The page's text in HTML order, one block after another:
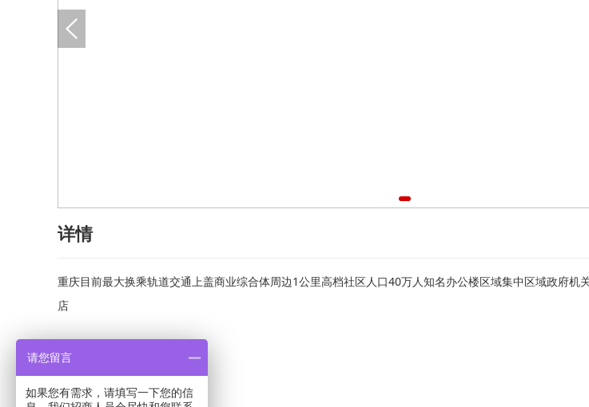
详情
重庆目前最大换乘轨道交通上盖商业综合体周边1公里高档社区人口40万人知名办公楼区域集中区域政府机
店
请您留言
如果您有需求，请填写一下您的信